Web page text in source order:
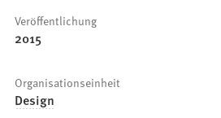
Veröffentlichung
2015
Organisationseinheit
Design